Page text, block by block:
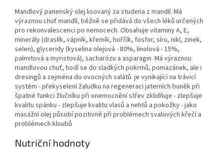
Mandlový panenský olej lisovaný za studena z mandlí. Má
výraznou chuť mandlí, běžně se přidává do všech léků určených
pro rekonvalescenci po nemocech. Obsahuje vitaminy A, E,
minerály (draslík, vápník, křemík, hořčík, fosfor, síru, nikl, zinek,
selen), glyceridy (kyselina olejová - 80%, linolová - 15%,
palmitová a myristová), sacharózu a asparagin. Má výraznou
mandlovou chuť, hodí se do sladkých pokrmů, pomazánek, ale i
dresingů a zejména do ovocných salátů. je vynikající na trávicí
systém - překyselení žaludku na regeneraci jaterních buněk při
špatné funkci žlučníku při onemocnění střev zklidňuje - zlepšuje
kvalitu spánku - zlepšuje kvalitu vlasů a nehtů a pokožky - jako
masážní olej působí pozitivně při problémech svalových křečí a
problémech kloubů
Nutriční hodnoty